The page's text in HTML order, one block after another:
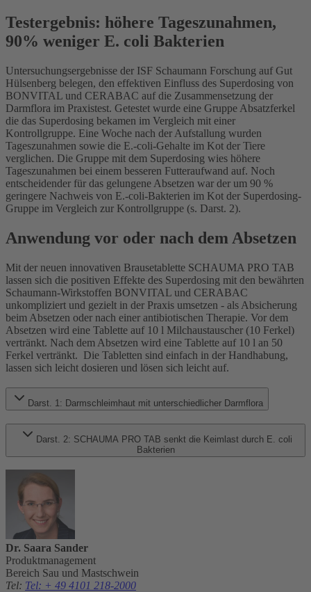
Testergebnis: höhere Tageszunahmen,
90% weniger E. coli Bakterien
Untersuchungsergebnisse der ISF Schaumann Forschung auf Gut
Hülsenberg belegen, den effektiven Einfluss des Superdosing von
BONVITAL und CERABAC auf die Zusammensetzung der
Darmflora im Praxistest. Getestet wurde eine Gruppe Absatzferkel
die das Superdosing bekamen im Vergleich mit einer
Kontrollgruppe. Eine Woche nach der Aufstallung wurden
Tageszunahmen sowie die E.-coli-Gehalte im Kot der Tiere
verglichen. Die Gruppe mit dem Superdosing wies höhere
Tageszunahmen bei einem besseren Futteraufwand auf. Noch
entscheidender für das gelungene Absetzen war der um 90 %
geringere Nachweis von E.-coli-Bakterien im Kot der Superdosing-
Gruppe im Vergleich zur Kontrollgruppe (s. Darst. 2).
Anwendung vor oder nach dem Absetzen
Mit der neuen innovativen Brausetablette SCHAUMA PRO TAB
lassen sich die positiven Effekte des Superdosing mit den bewährten
Schaumann-Wirkstoffen BONVITAL und CERABAC
unkompliziert und gezielt in der Praxis umsetzen - als Absicherung
beim Absetzen oder nach einer antibiotischen Therapie. Vor dem
Absetzen wird eine Tablette auf 10 l Milchaustauscher (10 Ferkel)
vertränkt. Nach dem Absetzen wird eine Tablette auf 10 l an 50
Ferkel vertränkt. Die Tabletten sind einfach in der Handhabung,
lassen sich leicht dosieren und lösen sich leicht auf.
Darst. 1: Darmschleimhaut mit unterschiedlicher Darmflora
Darst. 2: SCHAUMA PRO TAB senkt die Keimlast durch E. coli
Bakterien
Dr. Saara Sander
Produktmanagement
Bereich Sau und Mastschwein
Tel: Tel: + 49 4101 218-2000